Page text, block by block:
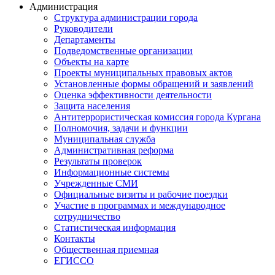
Администрация
Структура администрации города
Руководители
Департаменты
Подведомственные организации
Объекты на карте
Проекты муниципальных правовых актов
Установленные формы обращений и заявлений
Оценка эффективности деятельности
Защита населения
Антитеррористическая комиссия города Кургана
Полномочия, задачи и функции
Муниципальная служба
Административная реформа
Результаты проверок
Информационные системы
Учрежденные СМИ
Официальные визиты и рабочие поездки
Участие в программах и международное
сотрудничество
Статистическая информация
Контакты
Общественная приемная
ЕГИССО